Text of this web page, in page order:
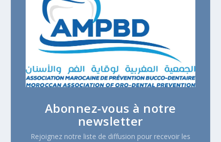
Abonnez-vous à notre
newsletter
Rejoignez notre liste de diffusion pour recevoir les